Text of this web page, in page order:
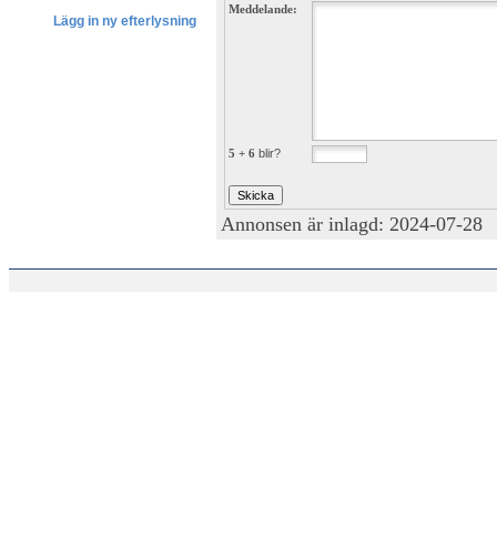
Lägg in ny efterlysning
Meddelande:
5 + 6 blir?
Annonsen är inlagd: 2024-07-28